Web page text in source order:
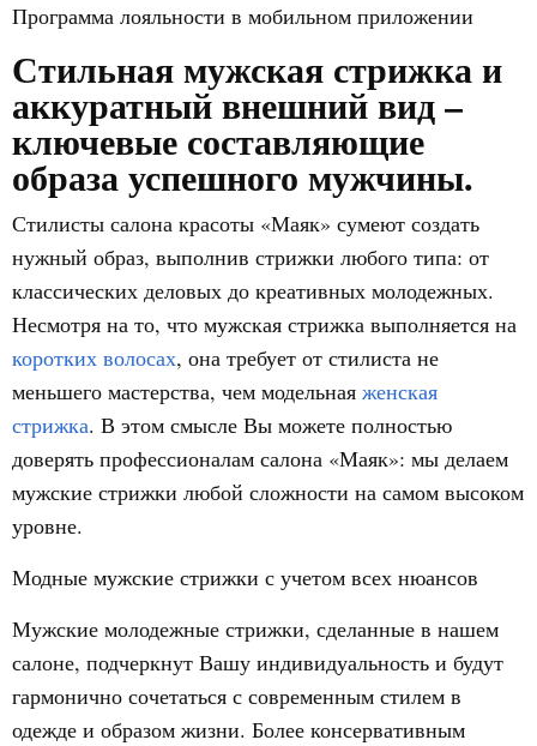
Программа лояльности в мобильном приложении
Стильная мужская стрижка и
аккуратный внешний вид –
ключевые составляющие
образа успешного мужчины.
Стилисты салона красоты «Маяк» сумеют создать
нужный образ, выполнив стрижки любого типа: от
классических деловых до креативных молодежных.
Несмотря на то, что мужская стрижка выполняется на
коротких волосах, она требует от стилиста не
меньшего мастерства, чем модельная женская
стрижка. В этом смысле Вы можете полностью
доверять профессионалам салона «Маяк»: мы делаем
мужские стрижки любой сложности на самом высоком
уровне.
Модные мужские стрижки с учетом всех нюансов
Мужские молодежные стрижки, сделанные в нашем
салоне, подчеркнут Вашу индивидуальность и будут
гармонично сочетаться с современным стилем в
одежде и образом жизни. Более консервативным